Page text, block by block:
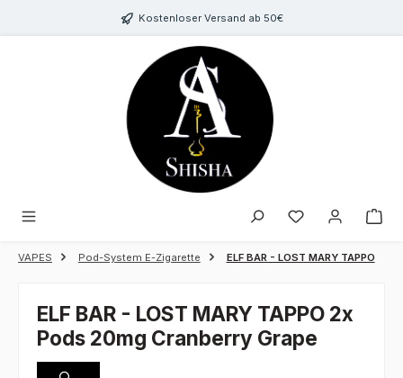
Zum Hauptinhalt springenKostenloser Versand ab 50€
Du hast 0
VAPES Pod-System E-Zigarette ELF BAR - LOST MARY TAPPO
ELF BAR - LOST MARY TAPPO 2x
Pods 20mg Cranberry Grape